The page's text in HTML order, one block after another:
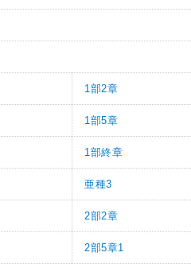
1部2章
1部5章
1部終章
亜種3
2部2章
2部5章1